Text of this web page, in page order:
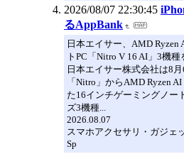
2026/08/07 22:30:45
るAppBank
日本エイサー、AMD Ryzen
トPC「Nitro V 16 AI」3機
日本エイサー株式会社は8
「Nitro」からAMD Ryzen
た16インチゲーミングノー
ズ3機種...
2026.08.07
スマホアクセサリ・ガジェ
Sp